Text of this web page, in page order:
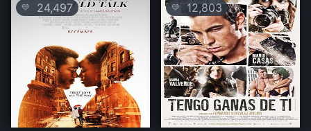
💛 24,497 💛 12,803